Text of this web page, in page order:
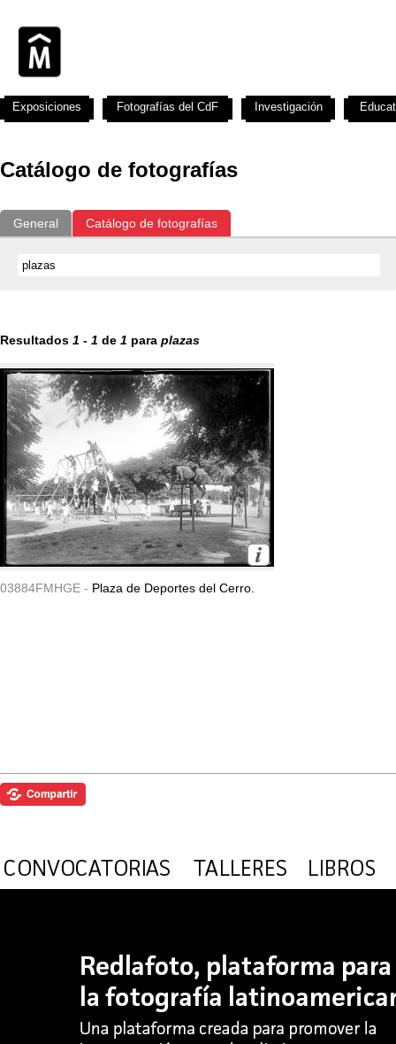
Catálogo de fotografías
General Catálogo de fotografías
Resultados 1 - 1 de 1 para plazas
03884FMHGE - Plaza de Deportes del Cerro.
Exposiciones Fotografías del CdF Investigación